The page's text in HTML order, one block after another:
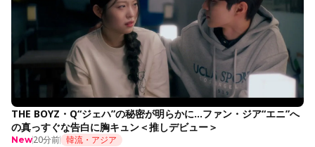
THE BOYZ・Q“ジェハ”の秘密が明らかに…ファン・ジア“エニ”へ
の真っすぐな告白に胸キュン＜推しデビュー＞
New20分前 韓流・アジア